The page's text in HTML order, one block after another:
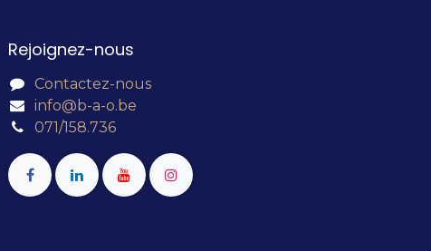
Rejoignez-nous
Contactez-nous
info@b-a-o.be
071/158.736